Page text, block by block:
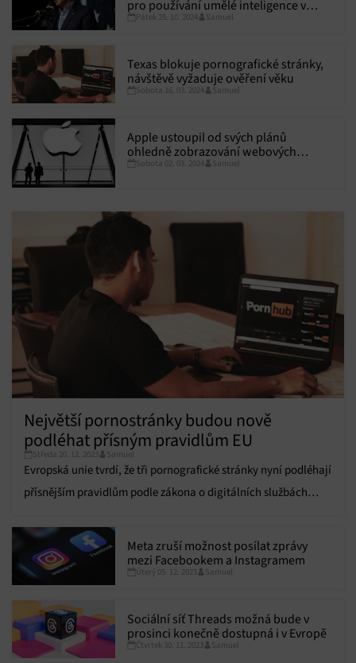
pro používání umělé inteligence v
armádě a zpravodajských službách
Pátek 25. 10. 2024 Samuel
Texas blokuje pornografické stránky,
návštěvě vyžaduje ověření věku
Sobota 16. 03. 2024 Samuel
Apple ustoupil od svých plánů
ohledně zobrazování webových
aplikací na domovské obrazovce v EU
Sobota 02. 03. 2024 Samuel
Největší pornostránky budou nově
podléhat přísným pravidlům EU
Středa 20. 12. 2023 Samuel
Evropská unie tvrdí, že tři pornografické stránky nyní podléhají
přísnějším pravidlům podle zákona o digitálních službách
Meta zruší možnost posílat zprávy
mezi Facebookem a Instagramem
Úterý 05. 12. 2023 Samuel
Sociální síť Threads možná bude v
prosinci konečně dostupná i v Evropě
Čtvrtek 30. 11. 2023 Samuel